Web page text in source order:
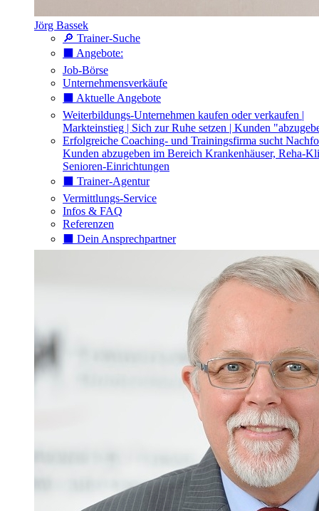
Jörg Bassek
🔎 Trainer-Suche
⬛️ Angebote:
Job-Börse
Unternehmensverkäufe
⬛️ Aktuelle Angebote
Weiterbildungs-Unternehmen kaufen oder verkaufen |
Markteinstieg | Sich zur Ruhe setzen | Kunden
Erfolgreiche Coaching- und Trainingsfirma sucht
Kunden abzugeben im Bereich Krankenhäuser, Reha-
Senioren-Einrichtungen
⬛️ Trainer-Agentur
Vermittlungs-Service
Infos & FAQ
Referenzen
⬛️ Dein Ansprechpartner